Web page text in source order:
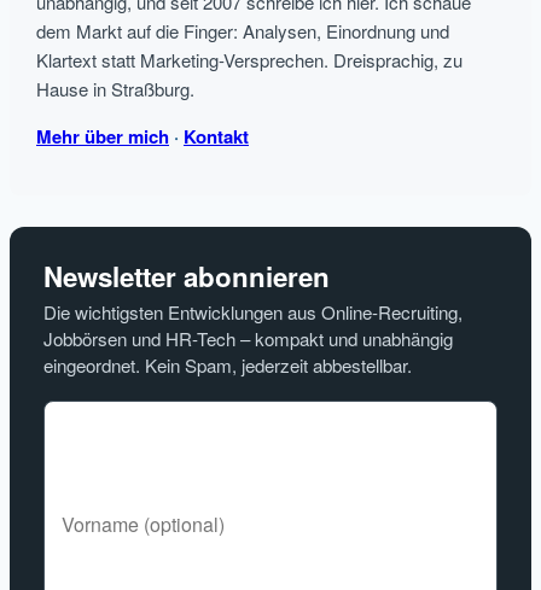
dem Markt auf die Finger: Analysen, Einordnung und
Klartext statt Marketing-Versprechen. Dreisprachig, zu
Hause in Straßburg.
Mehr über mich · Kontakt
Newsletter abonnieren
Die wichtigsten Entwicklungen aus Online-Recruiting,
Jobbörsen und HR-Tech – kompakt und unabhängig
eingeordnet. Kein Spam, jederzeit abbestellbar.